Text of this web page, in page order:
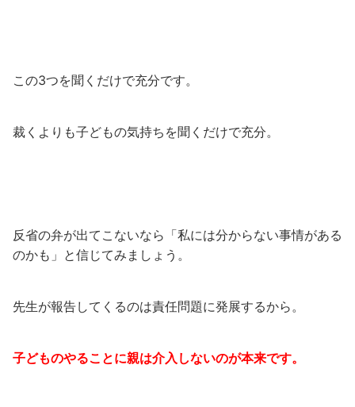
この3つを聞くだけで充分です。
裁くよりも子どもの気持ちを聞くだけで充分。
反省の弁が出てこないなら「私には分からない事情がある
のかも」と信じてみましょう。
先生が報告してくるのは責任問題に発展するから。
子どものやることに親は介入しないのが本来です。